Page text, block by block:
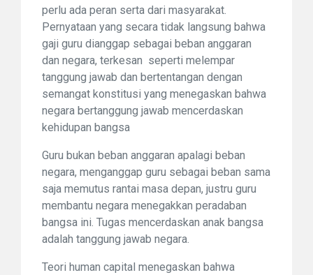
perlu ada peran serta dari masyarakat.
Pernyataan yang secara tidak langsung bahwa
gaji guru dianggap sebagai beban anggaran
dan negara, terkesan seperti melempar
tanggung jawab dan bertentangan dengan
semangat konstitusi yang menegaskan bahwa
negara bertanggung jawab mencerdaskan
kehidupan bangsa
Guru bukan beban anggaran apalagi beban
negara, menganggap guru sebagai beban sama
saja memutus rantai masa depan, justru guru
membantu negara menegakkan peradaban
bangsa ini. Tugas mencerdaskan anak bangsa
adalah tanggung jawab negara.
Teori human capital menegaskan bahwa